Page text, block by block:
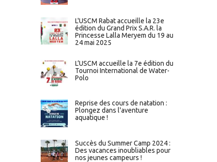
L'USCM Rabat accueille la 23e
édition du Grand Prix S.A.R. la
Princesse Lalla Meryem du 19 au
24 mai 2025
L’USCM accueille la 7e édition du
Tournoi International de Water-
Polo
Reprise des cours de natation :
Plongez dans l'aventure
aquatique !
Succès du Summer Camp 2024 :
Des vacances inoubliables pour
nos jeunes campeurs !